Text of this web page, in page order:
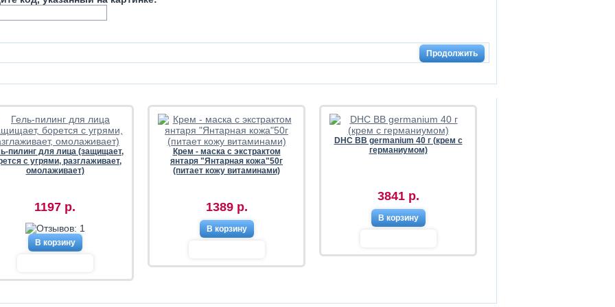
Продолжить
пилинг для лица (защищает,
с угрями, разглаживает,
омолаживает)
1197 р.
В корзину
Крем - маска с экстрактом
янтаря "Янтарная кожа"50г
(питает кожу витаминами)
1389 р.
В корзину
DHC BB germanium 40 г (крем с
германиумом)
3841 р.
В корзину